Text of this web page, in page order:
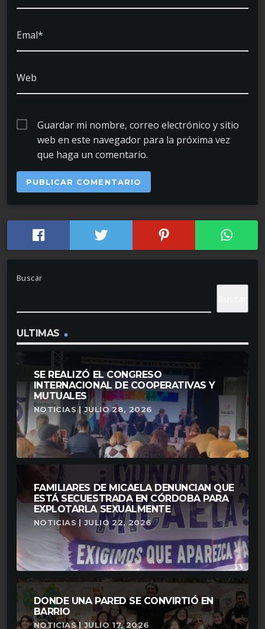
Emal*
Web
Guardar mi nombre, correo electrónico y sitio
web en este navegador para la próxima vez
que haga un comentario.
Buscar
ULTIMAS
SE REALIZÓ EL CONGRESO
INTERNACIONAL DE COOPERATIVAS Y
MUTUALES
NOTICIAS | JULIO 28, 2026
FAMILIARES DE MICAELA DENUNCIAN QUE
ESTÁ SECUESTRADA EN CÓRDOBA PARA
EXPLOTARLA SEXUALMENTE
NOTICIAS | JULIO 22, 2026
DONDE UNA PARED SE CONVIRTIÓ EN
BARRIO
NOTICIAS | JULIO 17, 2026